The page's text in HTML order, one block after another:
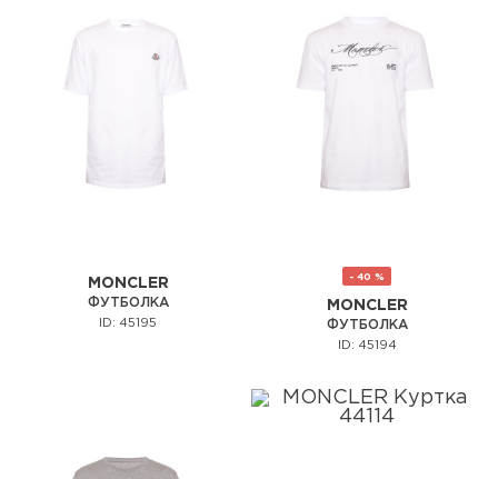
MONCLER
ФУТБОЛКА
ID: 45195
- 40 %
MONCLER
ФУТБОЛКА
ID: 45194